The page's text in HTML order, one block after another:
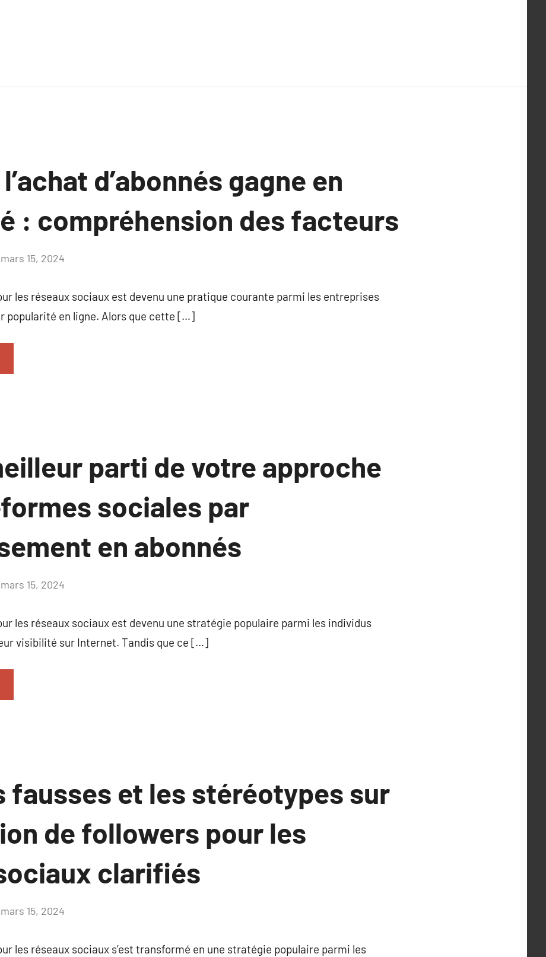
d’abonnés gagne en
: compréhension des facteurs
mars 15, 2024
les réseaux sociaux est devenu une pratique courante parmi les entreprises
popularité en ligne. Alors que cette […]
parti de votre approche
sociales par
en abonnés
mars 15, 2024
les réseaux sociaux est devenu une stratégie populaire parmi les individus
visibilité sur Internet. Tandis que ce […]
fausses et les stéréotypes sur
de followers pour les
clarifiés
mars 15, 2024
les réseaux sociaux s’est transformé en une stratégie populaire parmi les